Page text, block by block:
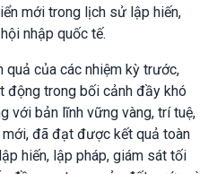
mới trong lịch sử lập hiến,
nhập quốc tế.
quả của các nhiệm kỳ trước,
động trong bối cảnh đầy khó
với bản lĩnh vững vàng, trí tuệ,
đã đạt được kết quả toàn
hiến, lập pháp, giám sát tối